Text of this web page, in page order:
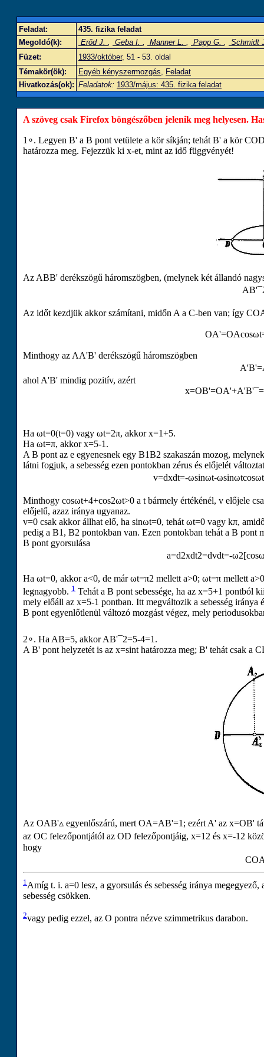
Feladat:
435. fizika feladat
Megoldó(k):
Erőd J. , Geba I. , Manner L. , Papp G. ,
Schmidt
Füzet:
1933/október, 51 - 53. oldal
Témakör(ök):
Egyéb kényszermozgás, Feladat
Hivatkozás(ok): Feladatok: 1933/május: 435. fizika feladat
A szöveg csak Firefox böngészőben jelenik meg helyesen.
1 ∘. Legyen B' a B pont vetülete a kör síkján; tehát B' a körCO
határozza meg. Fejezzük ki x-et, mint az idő függvényét!
Az ABB' derékszögű háromszögben, (melynek két állandó
AB'¯
Az időt kezdjük akkor számítani, midőn A a C-ben van; így CO
OA'=OAcosωt
Minthogy az AA'B' derékszögű háromszögben
A'B'=
ahol A'B' mindig pozitív, azért
x=OB'=OA'+A'B'¯=
Ha ωt=0(t=0) vagy ωt=2π, akkorx=1+5.
Ha ωt=π, akkorx=5-1 .
A B pont az e egyenesnek egy B1B2 szakaszán mozog,
látni fogjuk, a sebesség ezen pontokban zérus és előjelét
v=dxdt=-ωsinωt-ωsinωtcosωt
Minthogy cosωt+4+cos2ωt>0 a t bármely értékénél, v előjele
előjelű, azaz iránya ugyanaz.
v=0 csak akkor állhat elő, ha sinωt=0, tehát ωt=0 vagy kπ,
pedig a B1 , B2 pontokban van. Ezen pontokban tehát a B pont
B pont gyorsulása
a=d2xdt2=dvdt=-ω2[cos
Ha ωt=0, akkora<0, de márωt=π2 mellett a>0; ωt=π mellett a>0
legnagyobb. 1 Tehát a B pont sebessége, ha az x=5+1 pontból
mely előáll az x=5-1 pontban. Itt megváltozik a sebesség
B pont egyenlőtlenül változó mozgást végez, mely
2∘. Ha AB=5, akkorAB'¯2=5-4=1 .
A B' pont helyzetét is az x=sint határozza meg; B' tehát csak a C
Az OAB'▵ egyenlőszárú, mert OA=AB'=1 ; ezért A' az x=OB'
az OC felezőpontjától az OD felezőpontjáig, x=12 és x=-12
hogy
CO
1 Amíg t. i. a=0 lesz, a gyorsulás és sebesség iránya
sebesség csökken.
2vagy pedig ezzel, az O pontra nézve szimmetrikus darabon.